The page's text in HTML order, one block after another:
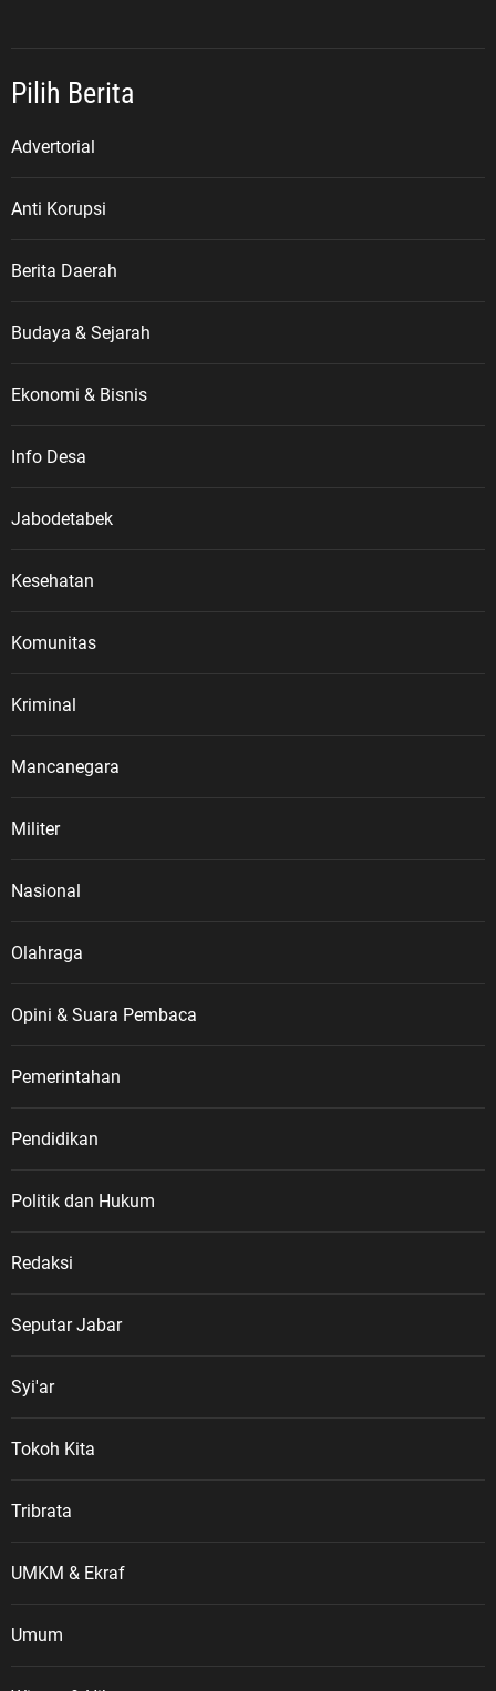
Pilih Berita
Advertorial
Anti Korupsi
Berita Daerah
Budaya & Sejarah
Ekonomi & Bisnis
Info Desa
Jabodetabek
Kesehatan
Komunitas
Kriminal
Mancanegara
Militer
Nasional
Olahraga
Opini & Suara Pembaca
Pemerintahan
Pendidikan
Politik dan Hukum
Redaksi
Seputar Jabar
Syi'ar
Tokoh Kita
Tribrata
UMKM & Ekraf
Umum